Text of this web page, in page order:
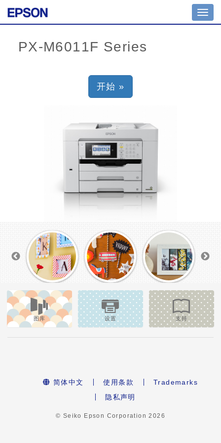
开始 »
图库 设置 支持
简体中文 使用条款
Trademarks
隐私声明
© Seiko Epson Corporation 2026